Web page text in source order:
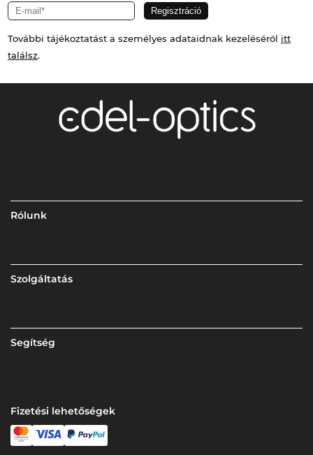
További tájékoztatást a személyes adataidnak kezeléséről itt
találsz.
Rólunk
Szolgáltatás
Segítség
Fizetési lehetőségek